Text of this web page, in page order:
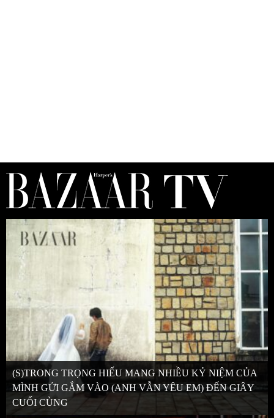
(S)TRONG TRỌNG HIẾU MANG NHIỀU KỶ NIỆM CỦA
MÌNH GỬI GẮM VÀO (ANH VẪN YÊU EM) ĐẾN GIÂY
CUỐI CÙNG